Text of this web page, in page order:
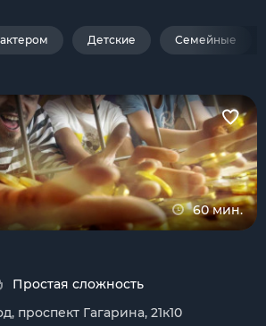
Детские Семейные
60 мин.
Простая сложность
проспект Гагарина, 21к10